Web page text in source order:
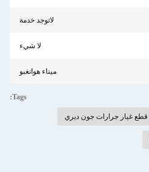
لاتوجد خدمة
لا شيء
ميناء هوانغبو
Tags:
قطع غيار جرارات جون ديري